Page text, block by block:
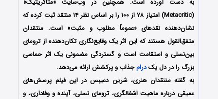
به دست آورده است. همچنین در وب‌سایت «متاکریتیک»
(Metacritic) امتیاز ۷۸ از ۱۰۰ را بر اساس نظر ۱۴ منتقد ثبت کرده که
نشان‌دهنده نقدهای «عموماً مطلوب و مثبت» است. منتقدان
متفق‌القول هستند که این اثر یک وقایع‌نگاری تکان‌دهنده از ترومای
بین‌نسلی و استقامت است و گستردگی مضمونی یک اثر حماسی
بزرگ را در دل یکدرامجذاب و پرکشش ارائه می‌دهد.
به گفته منتقدان هنری، شرین دعیبس در این فیلم پرسش‌های
عمیقی درباره ماهیت اشغالگری، ترومای نسلی، آینده و وفاداری، و